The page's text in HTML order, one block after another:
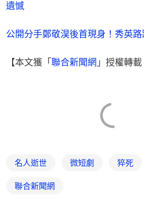
遺憾
公開分手鄭敬淏後首現身！秀英
【本文獲「 聯合新聞網 」授權轉載
名人逝世 微短劇 猝死
聯合新聞網